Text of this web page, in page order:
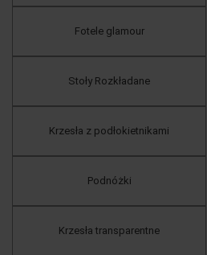
Fotele glamour
Stoły Rozkładane
Krzesła z podłokietnikami
Podnóżki
Krzesła transparentne